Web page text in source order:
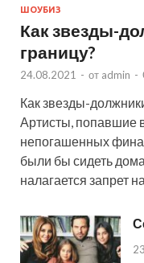
ШОУБИЗ
Как звезды-
границу?
24.08.2021 - от admin -
Как звезды-
Артисты, попавшие
непогашенных
были бы сидеть
налагается запрет